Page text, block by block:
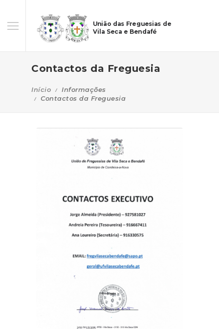
União das Freguesias de
Vila Seca e Bendafé
Contactos da Freguesia
Início
Informações
Contactos da Freguesia